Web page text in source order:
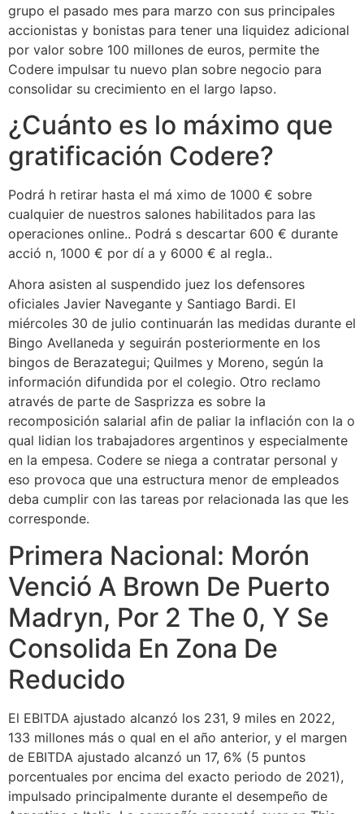
grupo el pasado mes para marzo con sus principales
accionistas y bonistas para tener una liquidez adicional
por valor sobre 100 millones de euros, permite the
Codere impulsar tu nuevo plan sobre negocio para
consolidar su crecimiento en el largo lapso.
¿Cuánto es lo máximo que
gratificación Codere?
Podrá h retirar hasta el má ximo de 1000​ € sobre
cualquier de nuestros salones habilitados para las
operaciones online.. Podrá s descartar 600 € durante
acció n, 1000​ € por dí a y 6000 € al regla..
Ahora asisten al suspendido juez los defensores
oficiales Javier Navegante y Santiago Bardi. El
miércoles 30 de julio continuarán las medidas durante el
Bingo Avellaneda y seguirán posteriormente en los
bingos de Berazategui; Quilmes y Moreno, según la
información difundida por el colegio. Otro reclamo
através de parte de Sasprizza es sobre la
recomposición salarial afin de paliar la inflación con la o
qual lidian los trabajadores argentinos y especialmente
en la empesa. Codere se niega a contratar personal y
eso provoca que una estructura menor de empleados
deba cumplir con las tareas por relacionada las que les
corresponde.
Primera Nacional: Morón
Venció A Brown De Puerto
Madryn, Por 2 The 0, Y Se
Consolida En Zona De
Reducido
El EBITDA ajustado alcanzó los 231, 9 miles en 2022,
133 millones más o qual en el año anterior, y el margen
de EBITDA ajustado alcanzó un 17, 6% (5 puntos
porcentuales por encima del exacto periodo de 2021),
impulsado principalmente durante el desempeño de